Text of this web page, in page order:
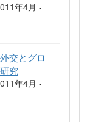
年4月 -
交とグロ
究
年4月 -